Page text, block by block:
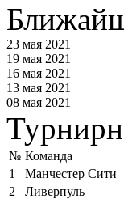
23 мая 2021
19 мая 2021
16 мая 2021
13 мая 2021
08 мая 2021
№ Команда
1
Манчестер Сити
2
Ливерпуль